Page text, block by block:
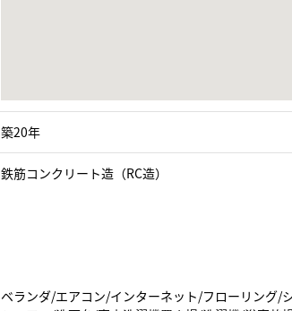
築20年
鉄筋コンクリート造（RC造）
ベランダ/エアコン/インターネット/フローリング